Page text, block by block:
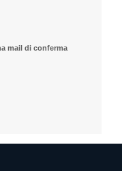
mail di conferma